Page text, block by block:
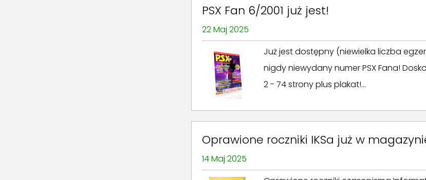
PSX Fan 6/2001 już jest!
22 Maj 2025
Już jest dostępny (niewielka liczba
nigdy niewydany numer PSX Fana!
2 - 74 strony plus plakat!...
Oprawione roczniki IKSa już w
14 Maj 2025